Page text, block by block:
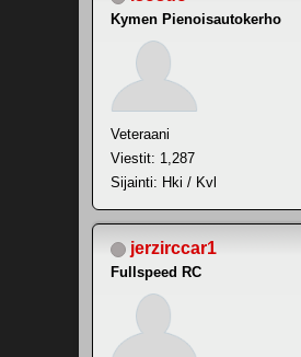
Kymen Pienoisautokerho
Veteraani
Viestit: 1,287
Sijainti: Hki / Kvl
jerzirccar1
Fullspeed RC